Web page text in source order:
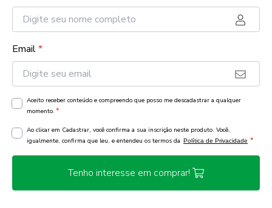
Email*
Aceito receber conteúdo e compreendo que posso me descadastrar a qualquer
momento. *
Ao clicar em Cadastrar, você confirma a sua inscrição neste produto. Você,
igualmente, confirma que leu, e entendeu os termos da Política de Privacidade *
Tenho interesse em comprar!